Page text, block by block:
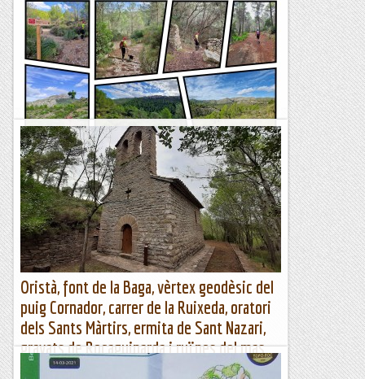
Barranc de la Font de l'Atzuc
Avui hem recorregut un barranc per una zona poc habitual,
la Serra de Comiols. El barranc de la Font de l'Atzuc és curt
però molt interesant per l'entorn i pel...
Blog de muntanya
Volta per Galilea (Camí des Ratxó, Font
Nova, Coll des Molí des Vent)
TrailRunningMallorca – Correr por la isla de Mallorca
Oristà, font de la Baga, vèrtex geodèsic del
puig Cornador, carrer de la Ruixeda, oratori
dels Sants Màrtirs, ermita de Sant Nazari,
gravats de Rocaguinarda i ruïnes del mas
de Rocaguinarda